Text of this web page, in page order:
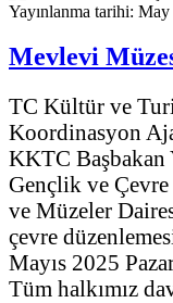
Yayınlanma tarihi:
Mevlevi
TC Kültür ve
Koordinasyon
KKTC Başbakan
Gençlik ve Çevre
ve Müzeler
çevre
Mayıs 2025
Tüm halkımız